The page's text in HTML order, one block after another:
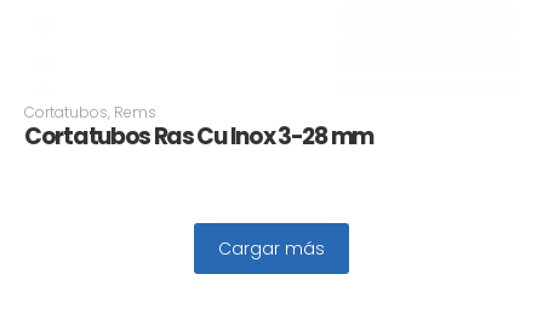
Cortatubos, Rems
Cortatubos Ras Cu Inox 3-28 mm
Cargar más